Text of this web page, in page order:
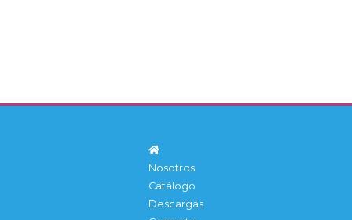
Nosotros
Catálogo
Descargas